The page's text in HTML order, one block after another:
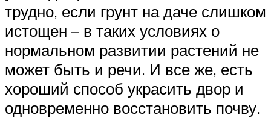
трудно, если грунт на даче слишком
истощен – в таких условиях о
нормальном развитии растений не
может быть и речи. И все же, есть
хороший способ украсить двор и
одновременно восстановить почву.